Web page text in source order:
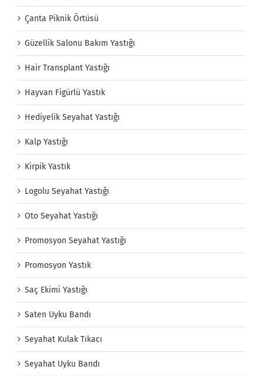
Çanta Piknik Örtüsü
Güzellik Salonu Bakım Yastığı
Hair Transplant Yastığı
Hayvan Figürlü Yastık
Hediyelik Seyahat Yastığı
Kalp Yastığı
Kirpik Yastık
Logolu Seyahat Yastığı
Oto Seyahat Yastığı
Promosyon Seyahat Yastığı
Promosyon Yastık
Saç Ekimi Yastığı
Saten Uyku Bandı
Seyahat Kulak Tıkacı
Seyahat Uyku Bandı